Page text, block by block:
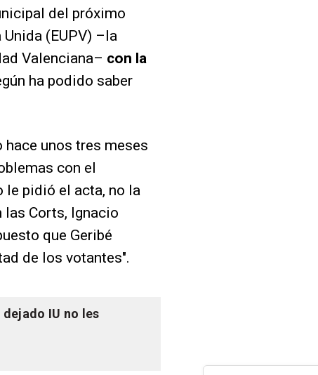
del próximo
(EUPV) –la
Valenciana– con la
ha podido saber
hace unos tres meses
con el
le pidió el acta, no la
las Corts, Ignacio
que Geribé
de los votantes".
IU no les